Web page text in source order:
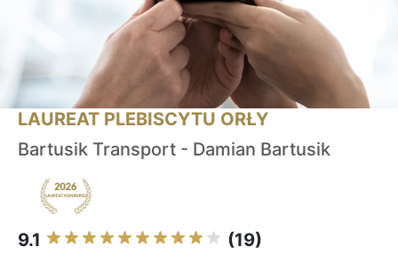
LAUREAT PLEBISCYTU ORŁY
Bartusik Transport - Damian Bartusik
9.1 (19)